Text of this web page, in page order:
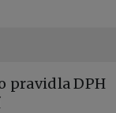
pravidla DPH